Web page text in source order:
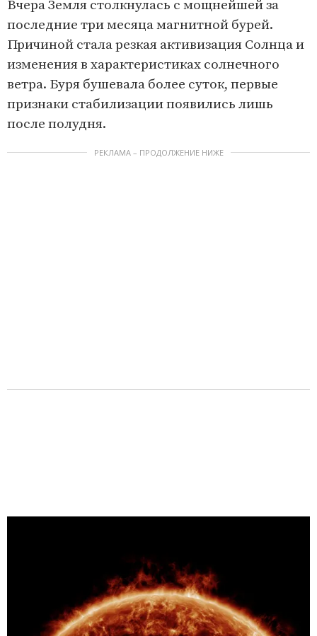
Вчера Земля столкнулась с мощнейшей за
последние три месяца магнитной бурей.
Причиной стала резкая активизация Солнца и
изменения в характеристиках солнечного
ветра. Буря бушевала более суток, первые
признаки стабилизации появились лишь
после полудня.
РЕКЛАМА – ПРОДОЛЖЕНИЕ НИЖЕ